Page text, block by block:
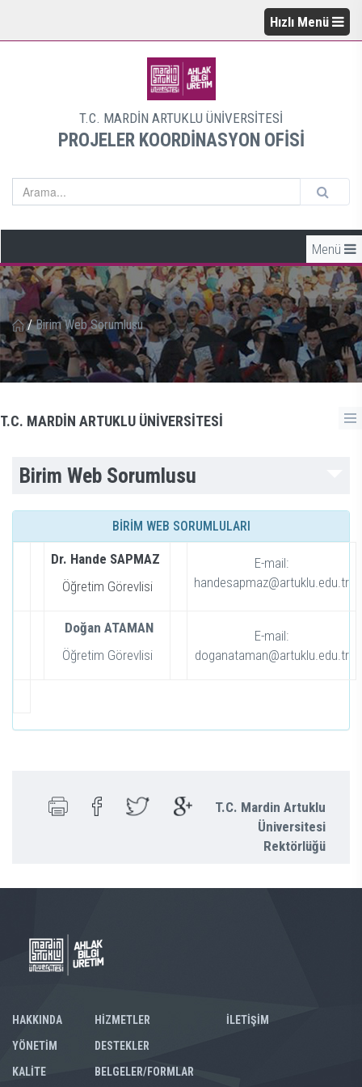
Hızlı Menü
T.C. MARDİN ARTUKLU ÜNİVERSİTESİ
PROJELER KOORDİNASYON OFİSİ
Menü
/ Birim Web Sorumlusu
T.C. MARDİN ARTUKLU ÜNİVERSİTESİ
Birim Web Sorumlusu
BİRİM WEB SORUMLULARI
Dr. Hande SAPMAZ
Öğretim Görevlisi
E-mail:
handesapmaz@artuklu.edu.tr
Doğan ATAMAN
Öğretim Görevlisi
E-mail:
doganataman@artuklu.edu.tr
T.C. Mardin Artuklu
Üniversitesi
Rektörlüğü
HAKKINDA
YÖNETİM
KALİTE
HİZMETLER
DESTEKLER
BELGELER/FORMLAR
İLETİŞİM